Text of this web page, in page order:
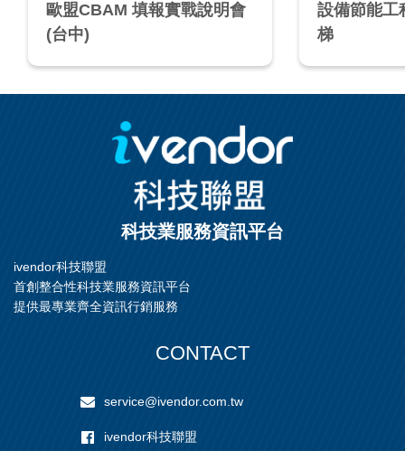
歐盟CBAM 填報實戰說明會
(台中)
設備節能工
梯
科技業服務資訊平台
ivendor科技聯盟
首創整合性科技業服務資訊平台
提供最專業齊全資訊行銷服務
CONTACT
service@ivendor.com.tw
ivendor科技聯盟